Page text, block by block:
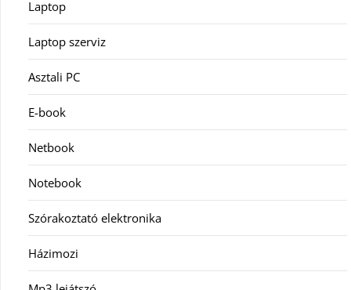
Laptop
Laptop szerviz
Asztali PC
E-book
Netbook
Notebook
Szórakoztató elektronika
Házimozi